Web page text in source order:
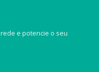
e potencie o seu